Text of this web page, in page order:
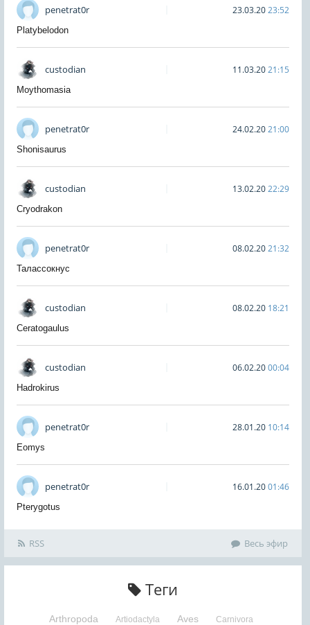
penetrat0r 23.03.2023:52
Platybelodon
custodian 11.03.2021:15
Moythomasia
penetrat0r 24.02.2021:00
Shonisaurus
custodian 13.02.2022:29
Cryodrakon
penetrat0r 08.02.2021:32
Талассокнус
custodian 08.02.20 18:21
Ceratogaulus
custodian 06.02.2000:04
Hadrokirus
penetrat0r 28.01.20 10:14
Eomys
penetrat0r 16.01.2001:46
Pterygotus
RSS Весь эфир
Теги
Arthropoda Artiodactyla Aves
Carnivora